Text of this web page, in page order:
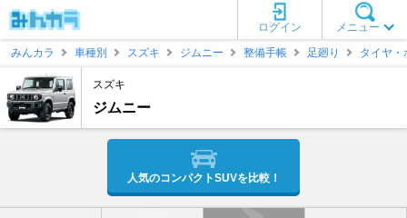
メニュー
ログイン
みんカラ
車種別 スズキ ジムニー 整備手帳 足廻り タイヤ・
スズキ
ジムニー
人気のコンパクトSUVを比較！